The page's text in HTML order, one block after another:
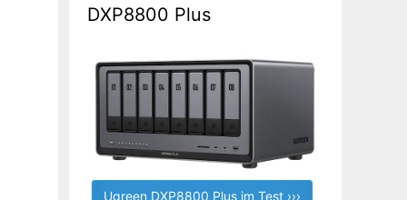
DXP8800 Plus
Ugreen DXP8800 Plus im Test ›››